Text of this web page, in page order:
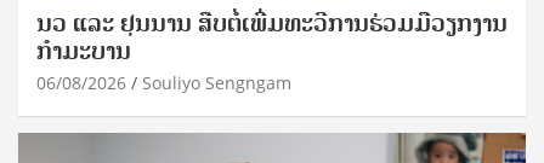
ນວ ແລະ ຢຸນນານ ສືບຕໍ່ເພີ່ມທະວີການຮ່ວມມືວຽກງານ
ກຳມະບານ
06/08/2026 Souliyo Sengngam